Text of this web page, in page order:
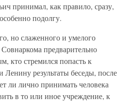
принимал, как правило, сразу,
подолгу.
но слаженного и умелого
Совнаркома предварительно
кто стремился попасть к
результаты беседы, после
ли лично принимать человека
в то или иное учреждение, к